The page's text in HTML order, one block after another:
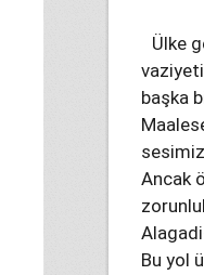
Ülke
başka
Ancak
Bu yol